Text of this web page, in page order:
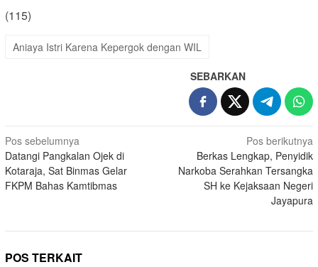
(115)
Aniaya Istri Karena Kepergok dengan WIL
SEBARKAN
Navigasi
pos
Pos sebelumnya
Datangi Pangkalan Ojek di
Kotaraja, Sat Binmas Gelar
FKPM Bahas Kamtibmas
Pos berikutnya
Berkas Lengkap, Penyidik
Narkoba Serahkan Tersangka
SH ke Kejaksaan Negeri
Jayapura
POS TERKAIT